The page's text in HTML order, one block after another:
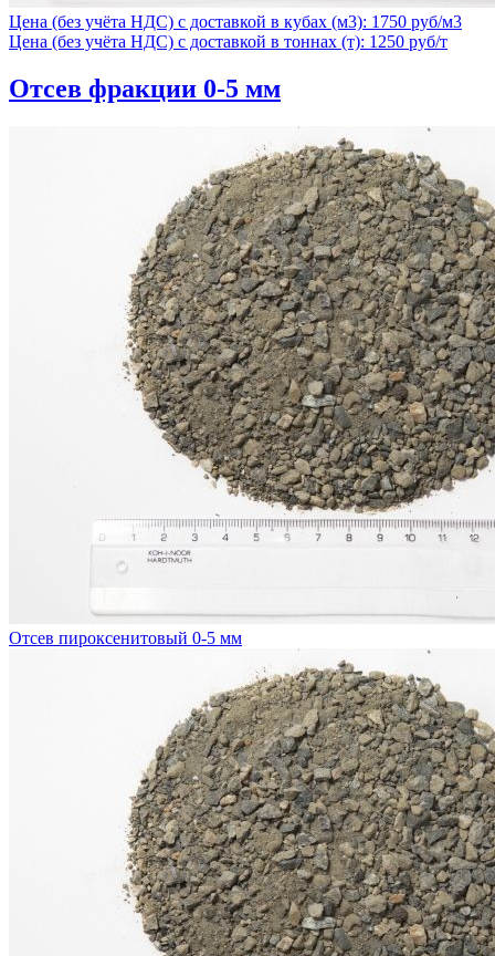
Цена (без учёта НДС) с доставкой в кубах (м3): 1750 руб/м3
Цена (без учёта НДС) с доставкой в тоннах (т): 1250 руб/т
Отсев фракции 0-5 мм
Отсев пироксенитовый 0-5 мм